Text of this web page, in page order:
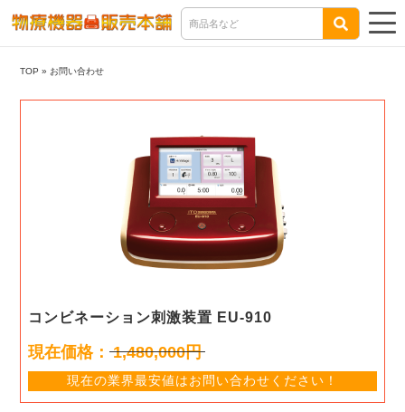
TOP » お問い合わせ
コンビネーション刺激装置 EU-910
現在価格：1,480,000円
現在の業界最安値はお問い合わせください！